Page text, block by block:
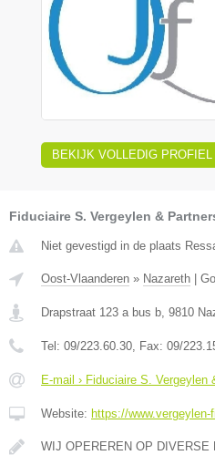
BEKIJK VOLLEDIG PROFIEL
Fiduciaire S. Vergeylen &
Niet gevestigd in de plaats
Oost-Vlaanderen » Nazareth
Drapstraat 123 a bus b 9810
Tel: 09/223.60.30 , Fax: 09/
E-mail › Fiduciaire S. Vergeylen
Website: https://www.vergeylen-
WIJ OPEREREN OP DIVERSE